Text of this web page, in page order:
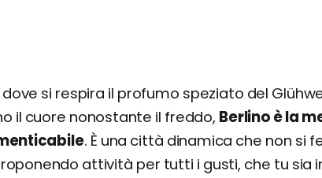
si respira il profumo speziato del
il cuore nonostante il freddo, Berlino è la
. È una città dinamica che non si
attività per tutti i gusti, che tu sia